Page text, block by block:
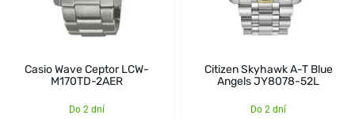
Casio Wave Ceptor LCW-
M170TD-2AER
Do 2 dní
Citizen Skyhawk A-T Blue
Angels JY8078-52L
Do 2 dní